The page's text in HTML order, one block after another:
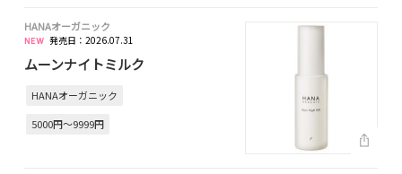
HANAオーガニック
発売日：2026.07.31
ムーンナイトミルク
HANAオーガニック
5000円～9999円